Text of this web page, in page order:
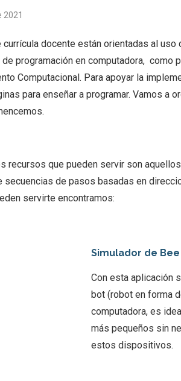
2021
docente están orientadas al
programación en computadora, como
Computacional. Para apoyar la
para enseñar a programar. Vamos a
recursos que pueden servir son
de pasos basadas en
servirte encontramos:
Simulador de
Con esta aplicación
bot (robot en forma
computadora, es
más pequeños sin
estos dispositivos.